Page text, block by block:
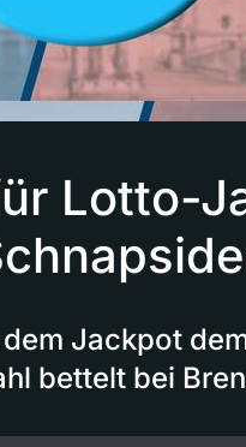
Lotto-
Jackpot
bettelt bei